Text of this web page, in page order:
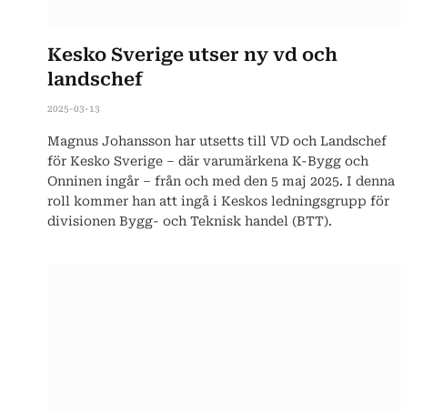
Kesko Sverige utser ny vd och
landschef
2025-03-13
Magnus Johansson har utsetts till VD och Landschef
för Kesko Sverige – där varumärkena K-Bygg och
Onninen ingår – från och med den 5 maj 2025. I denna
roll kommer han att ingå i Keskos ledningsgrupp för
divisionen Bygg- och Teknisk handel (BTT).